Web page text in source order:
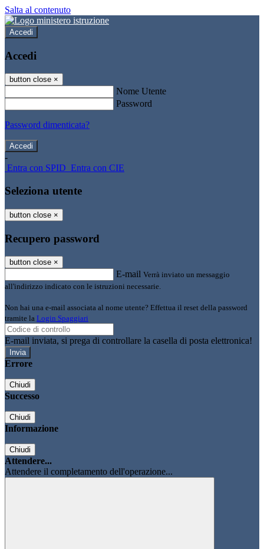
Salta al contenuto
Accedi
Accedi
button close ×
Nome Utente
Password
Password dimenticata?
-
Entra con SPID Entra con CIE
Seleziona utente
button close ×
Recupero password
button close ×
E-mail Verrà inviato un messaggio
all'indirizzo indicato con le istruzioni necessarie.
Non hai una e-mail associata al nome utente? Effettua il reset della password
tramite la Login Spaggiari
E-mail inviata, si prega di controllare la casella di posta elettronica!
Errore
Chiudi
Successo
Chiudi
Informazione
Chiudi
Attendere...
Attendere il completamento dell'operazione...